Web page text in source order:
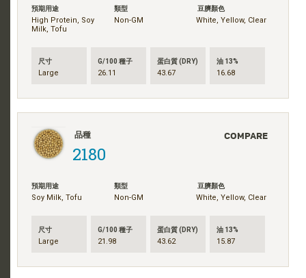
預期用途
High Protein, Soy
Milk, Tofu
類型
Non-GM
豆臍顏色
White, Yellow, Clear
尺寸
Large
G/100 種子
26.11
蛋白質 (DRY)
43.67
油 13%
16.68
品種
2180
預期用途
Soy Milk, Tofu
類型
Non-GM
豆臍顏色
White, Yellow, Clear
尺寸
Large
G/100 種子
21.98
蛋白質 (DRY)
43.62
油 13%
15.87
COMPARE